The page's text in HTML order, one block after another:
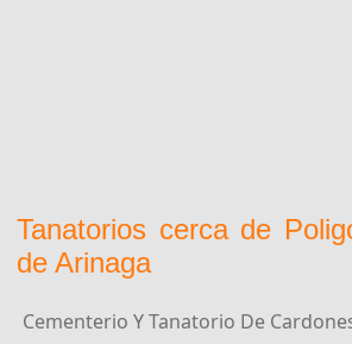
Tanatorios cerca de
de Arinaga
Cementerio Y Tanatorio De